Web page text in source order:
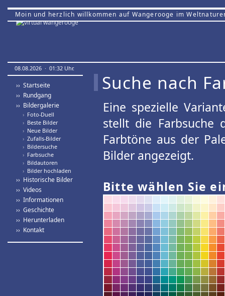
Moin und herzlich willkommen auf Wangerooge im
08.08.2026 · 01:32 Uhr.
›› Startseite
›› Rundgang
›› Bildergalerie
› Foto-Duell
› Beste Bilder
› Neue Bilder
› Zufalls-Bilder
› Bildersuche
› Farbsuche
› Bildautoren
› Bilder hochladen
›› Historische Bilder
›› Videos
›› Informationen
›› Geschichte
›› Herunterladen
›› Kontakt
Suche nach
Eine spezielle
stellt die Farbsuche
Farbtöne aus der
Bilder angezeigt.
Bitte wählen Sie